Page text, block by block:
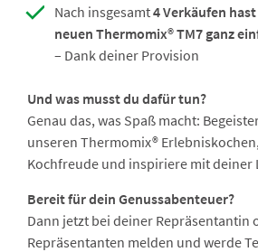
Nach insgesamt4 Verkäufen
neuen Thermomix® TM7 ganz
– Dank deiner Provision
Und was musst du dafür tun?
Genau das, was Spaß macht:
unseren Thermomix®
Kochfreude und inspiriere mit deiner
Bereit für dein Genussabenteuer?
Dann jetzt bei deiner Repräsentantin
Repräsentanten melden und werde